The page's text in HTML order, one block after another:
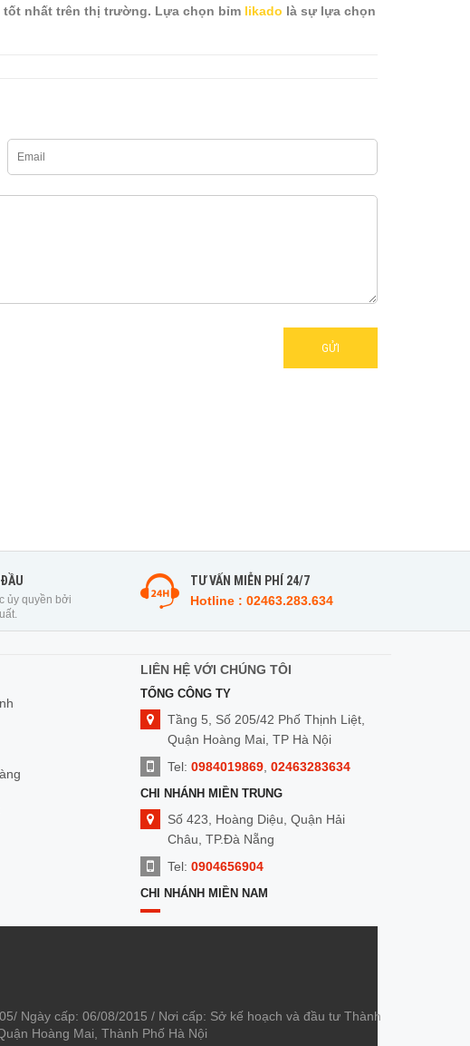
tốt nhất trên thị trường. Lựa chọn bỉmlikado là sự lựa chọn
GỬI
ủy quyền bởi
TƯ VẤN MIỄN PHÍ 24/7
Hotline : 02463.283.634
LIÊN HỆ VỚI CHÚNG TÔI
TỔNG CÔNG TY
Tầng 5, Số 205/42 Phố Thịnh Liệt,
Quận Hoàng Mai, TP Hà Nội
Tel: 0984019869, 02463283634
CHI NHÁNH MIỀN TRUNG
Số 423, Hoàng Diệu, Quận Hải
Châu, TP.Đà Nẵng
Tel: 0904656904
CHI NHÁNH MIỀN NAM
Ngày cấp: 06/08/2015 / Nơi cấp: Sở kế hoạch và đầu tư Thành
Hoàng Mai, Thành Phố Hà Nội